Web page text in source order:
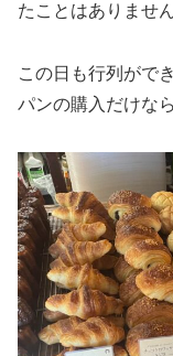
たことはありません
この日も行列がで
パンの購入だけな